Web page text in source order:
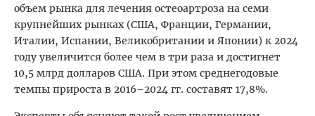
объем рынка для лечения остеоартроза на семи
крупнейших рынках (США, Франции, Германии,
Италии, Испании, Великобритании и Японии) к 2024
году увеличится более чем в три раза и достигнет
10,5 млрд долларов США. При этом среднегодовые
темпы прироста в 2016–2024 гг. составят 17,8%.